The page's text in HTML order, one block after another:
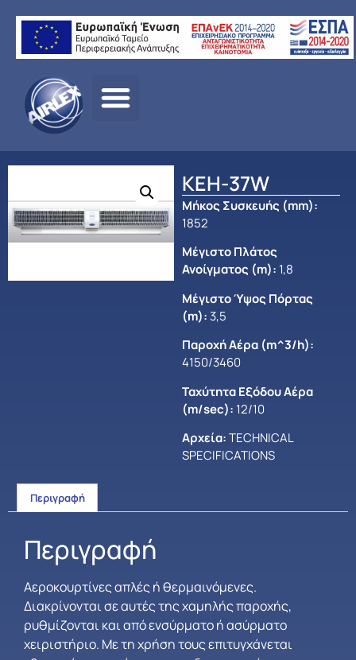
σελίδα/ΠΡΟΪΟΝΤΑ
KEH-37W
Μήκος Συσκευής (mm):
1852
Μέγιστο Πλάτος
Ανοίγματος (m): 1,8
Μέγιστο Ύψος Πόρτας
(m): 3,5
Παροχή Αέρα (m^3/h):
4150/3460
Ταχύτητα Εξόδου Αέρα
(m/sec): 12/10
Αρχεία:TECHNICAL
SPECIFICATIONS
Περιγραφή
Περιγραφή
Αεροκουρτίνες απλές ή θερμαινόμενες.
Διακρίνονται σε αυτές της χαμηλής παροχής,
ρυθμίζονται και από ενσύρματο ή ασύρματο
χειριστήριο. Με τη χρήση τους επιτυγχάνεται